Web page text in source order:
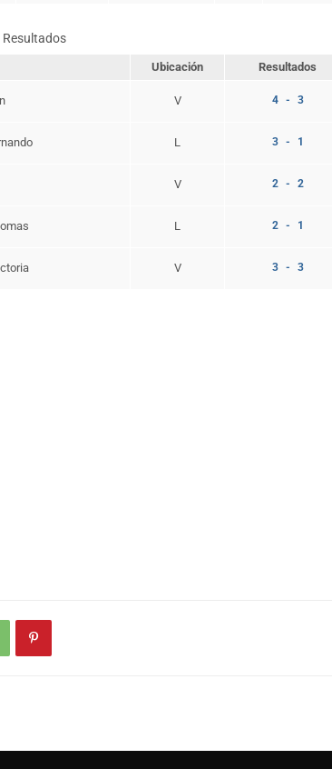
Resultados
Ubicación Resultados
V 4 - 3
L 3 - 1
V 2 - 2
L 2 - 1
V 3 - 3